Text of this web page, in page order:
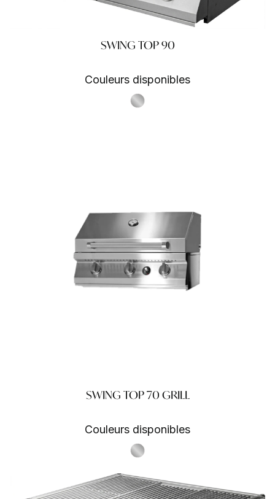
SWING TOP 90
Couleurs disponibles
S.Steel SS
SWING TOP 70 GRILL
Couleurs disponibles
S.Steel SS